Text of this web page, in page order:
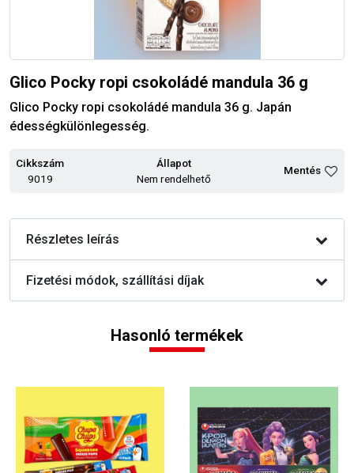
Glico Pocky ropi csokoládé mandula 36 g
Glico Pocky ropi csokoládé mandula 36 g. Japán
édességkülönlegesség.
Cikkszám
9019
Állapot
Nem rendelhető
Mentés
Részletes leírás
Fizetési módok, szállítási díjak
Hasonló termékek